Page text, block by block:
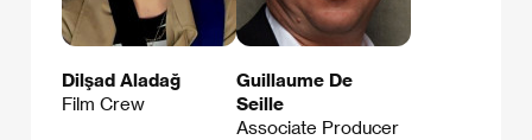
Dilşad Aladağ
Film Crew
Guillaume De
Seille
Associate Producer